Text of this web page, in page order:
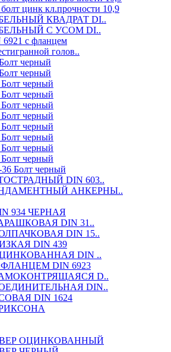
цинк кл.прочности 10,9
КВАДРАТ DI..
С УСОМ DI..
c фланцем
голов..
черный
черный
черный
черный
черный
черный
черный
черный
черный
черный
Болт черный
DIN 603..
АНКЕРНЫ..
934 ЧЕРНАЯ
DIN 31..
DIN 15..
DIN 439
DIN ..
DIN 6923
D..
DIN..
DIN 1624
ОЦИНКОВАННЫЙ